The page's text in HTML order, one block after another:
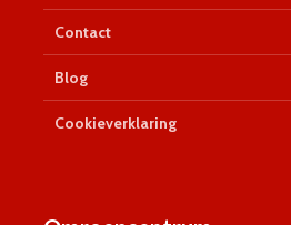
Contact
Blog
Cookieverklaring